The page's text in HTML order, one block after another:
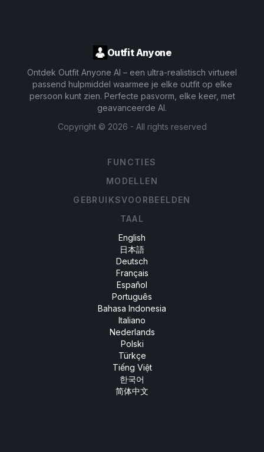
Outfit Anyone
Ontdek Outfit Anyone AI – een ultra-realistisch virtueel
passend hulpmiddel waarmee je elke outfit op elke
persoon kunt zien. Perfecte pasvorm, elke keer, met
geavanceerde AI.
Copyright © 2026 - All rights reserved
FUNCTIES
MODELLEN
GEBRUIKSVOORBEELDEN
TAAL
English
日本語
Deutsch
Français
Español
Português
Bahasa Indonesia
Italiano
Nederlands
Polski
Türkçe
Tiếng Việt
한국어
简体中文